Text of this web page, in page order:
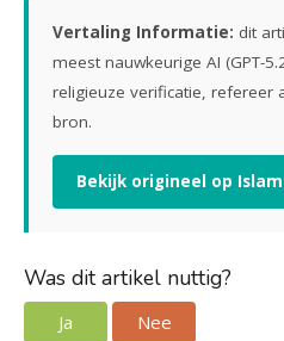
Vertaling Informatie: dit
meest nauwkeurige AI (GPT-
religieuze verificatie, refereer
bron.
Bekijk origineel op
Was dit artikel nuttig?
Ja Nee